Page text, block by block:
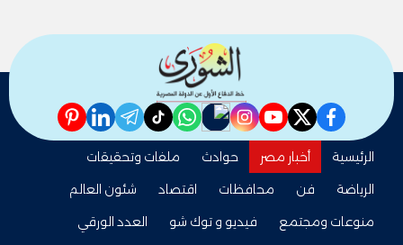
facebook
twitter
youtube
instagram
nabd
whatsapp
tiktok
telegram
linkedin
pinterest
الرئيسية أخبار مصر حوادث
ملفات وتحقيقات
الرياضة
فن محافظات اقتصاد
شئون العالم
منوعات ومجتمع
فيديو و توك شو العدد الورقي